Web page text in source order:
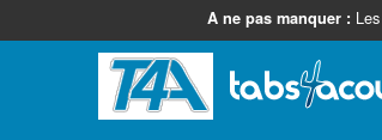
A ne pas manquer : Les